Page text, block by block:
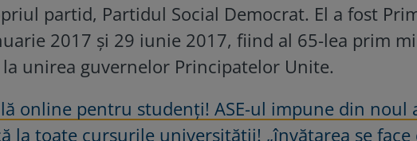
partid, Partidul Social Democrat. El a fost
2017 și 29 iunie 2017, fiind al 65-lea prim
unirea guvernelor Principatelor Unite.
online pentru studenți! ASE-ul impune din noul
la toate cursurile universității! „învățarea se face